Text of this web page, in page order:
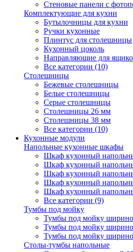
Стеновые панели с
Комплектующие для кухни
Бутылочницы для кухни
Ручки кухонные
Плинтус для столешницы
Кухонный цоколь
Направляющие для
Все категории (10)
Столешницы
Бежевые столешницы
Белые столешницы
Серые столешницы
Столешницы 26 мм
Столешницы 38 мм
Все категории (10)
Кухонные модули
Напольные кухонные шкафы
Шкаф кухонный
Шкаф кухонный
Шкаф кухонный
Шкаф кухонный
Шкаф кухонный
Все категории (9)
Тумбы под мойку
Тумбы под мойку
Тумбы под мойку
Тумбы под мойку
Столы-тумбы напольные